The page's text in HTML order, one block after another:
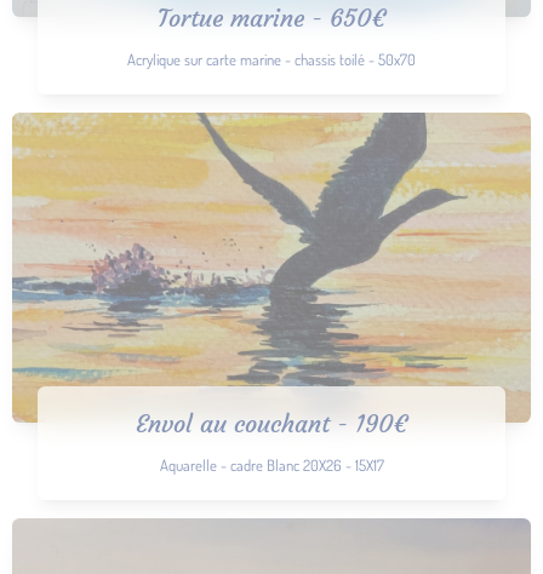
Tortue marine - 650€
Acrylique sur carte marine - chassis toilé - 50x70
Envol au couchant - 190€
Aquarelle - cadre Blanc 20X26 - 15X17